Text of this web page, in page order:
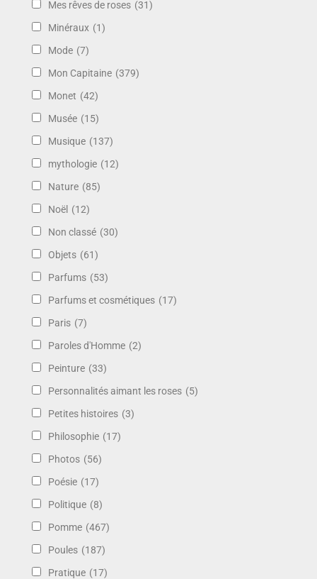
Mes rêves de roses (31)
Minéraux (1)
Mode (7)
Mon Capitaine (379)
Monet (42)
Musée (15)
Musique (137)
mythologie (12)
Nature (85)
Noël (12)
Non classé (30)
Objets (61)
Parfums (53)
Parfums et cosmétiques (17)
Paris (7)
Paroles d'Homme (2)
Peinture (33)
Personnalités aimant les roses (5)
Petites histoires (3)
Philosophie (17)
Photos (56)
Poésie (17)
Politique (8)
Pomme (467)
Poules (187)
Pratique (17)